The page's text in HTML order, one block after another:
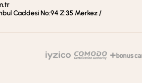
Caddesi No:94 Z:35 Merkez /